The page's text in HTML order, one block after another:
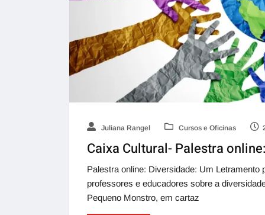
Juliana Rangel Cursos e Oficinas
Caixa Cultural- Palestra
Palestra online: Diversidade: Um
professores e educadores sobre a
Pequeno Monstro, em cartaz